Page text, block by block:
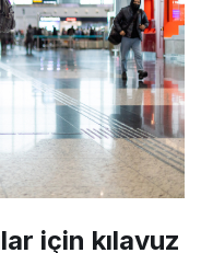
için kılavuz